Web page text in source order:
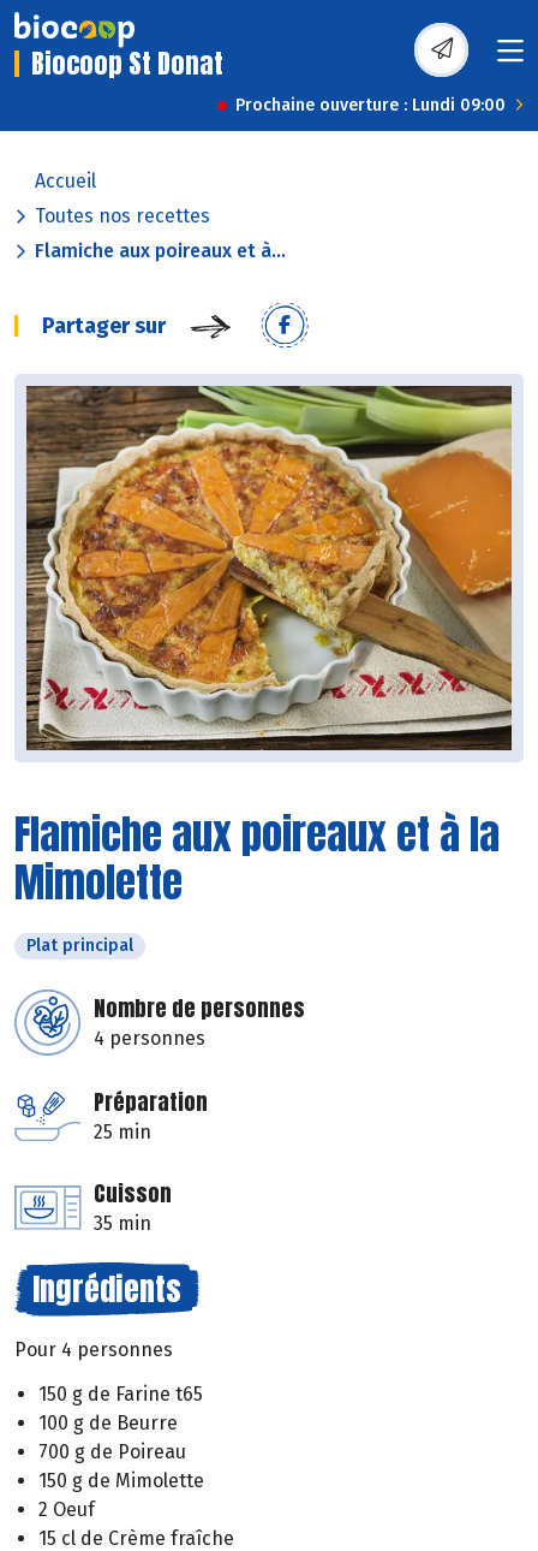
Biocoop St Donat
Prochaine ouverture : Lundi 09:00
Accueil
Toutes nos recettes
Flamiche aux poireaux et à...
Partager sur
Flamiche aux poireaux et à la
Mimolette
Plat principal
Nombre de personnes
4 personnes
Préparation
25 min
Cuisson
35 min
Ingrédients
Pour 4 personnes
150 g de Farine t65
100 g de Beurre
700 g de Poireau
150 g de Mimolette
2 Oeuf
15 cl de Crème fraîche